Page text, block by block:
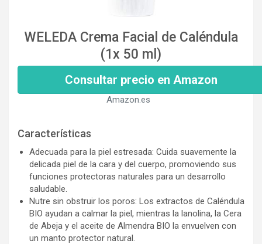
WELEDA Crema Facial de Caléndula
(1x 50 ml)
Consultar precio en Amazon
Amazon.es
Características
Adecuada para la piel estresada: Cuida suavemente la
delicada piel de la cara y del cuerpo, promoviendo sus
funciones protectoras naturales para un desarrollo
saludable.
Nutre sin obstruir los poros: Los extractos de Caléndula
BIO ayudan a calmar la piel, mientras la lanolina, la Cera
de Abeja y el aceite de Almendra BIO la envuelven con
un manto protector natural.